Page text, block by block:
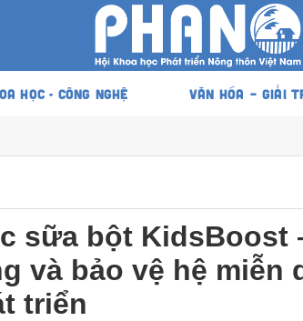
HỌC - CÔNG NGHỆ VĂN HÓA – GIẢI
sữa bột KidsBoost
và bảo vệ hệ miễn
triển